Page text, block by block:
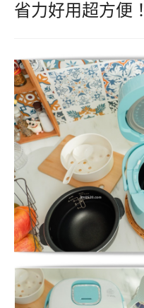
省力好用超方便！